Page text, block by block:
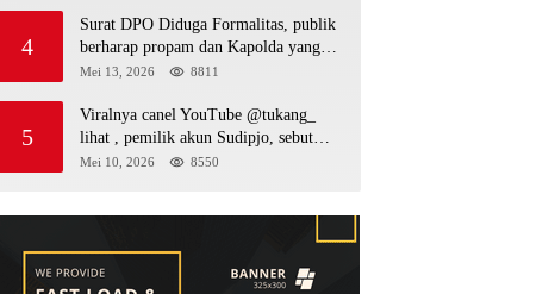
4
Surat DPO Diduga Formalitas, publik
berharap propam dan Kapolda yang
baru periksa si penerbit surat serta Aph
Mei 13, 2026 8811
5
Viralnya canel YouTube @tukang_
lihat , pemilik akun Sudipjo, sebut
salah satu oknum anggota DPRD
Mei 10, 2026 8550